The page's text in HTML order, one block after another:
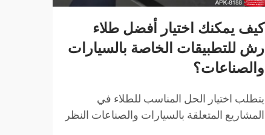
كيف يمكنك اختيار أفضل طلاء
رش للتطبيقات الخاصة بالسيارات
والصناعات؟
يتطلب اختيار الحل المناسب للطلاء في
المشاريع المتعلقة بالسيارات والصناعات النظر